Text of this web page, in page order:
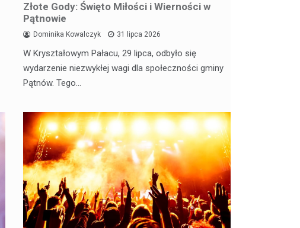
Złote Gody: Święto Miłości i Wierności w
Pątnowie
Dominika Kowalczyk 31 lipca 2026
W Kryształowym Pałacu, 29 lipca, odbyło się
wydarzenie niezwykłej wagi dla społeczności gminy
Pątnów. Tego…